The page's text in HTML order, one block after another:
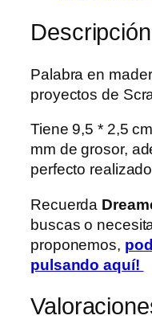
Descripción
Palabra en
proyectos de
Tiene 9,5 * 2,5
mm de grosor,
perfecto
Recuerda
buscas o
proponemos,
pulsando aquí!